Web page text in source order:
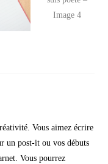
Vous aimez écrire
un post-it ou vos débuts
Vous pourrez